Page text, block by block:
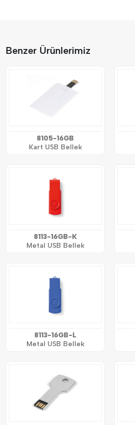
Benzer Ürünlerimiz
8105-16GB
Kart USB Bellek
8113-16GB-K
Metal USB Bellek
8113-16GB-L
Metal USB Bellek